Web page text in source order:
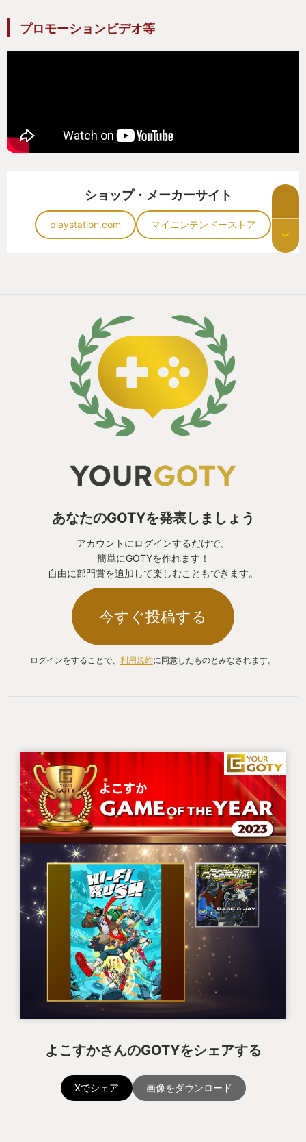
プロモーションビデオ等
ショップ・メーカーサイト
playstation.com マイニンテンドーストア
あなたのGOTYを発表しましょう
アカウントにログインするだけで、
簡単にGOTYを作れます！
自由に部門賞を追加して楽しむこともできます。
今すぐ投稿する
ログインをすることで、 利用規約に同意したものとみなされます。
よこすかさんのGOTYをシェアする
Xでシェア 画像をダウンロード